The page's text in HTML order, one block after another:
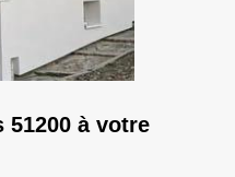
51200 à votre